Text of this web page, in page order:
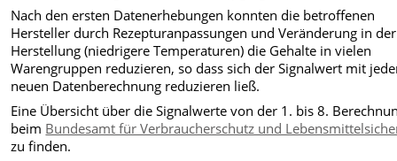
Nach den ersten Datenerhebungen konnten die betroffenen
Hersteller durch Rezepturanpassungen und Veränderung in der
Herstellung (niedrigere Temperaturen) die Gehalte in vielen
Warengruppen reduzieren, so dass sich der Signalwert mit
neuen Datenberechnung reduzieren ließ.
Eine Übersicht über die Signalwerte von der 1. bis 8.
beim Bundesamt für Verbraucherschutz und
zu finden.